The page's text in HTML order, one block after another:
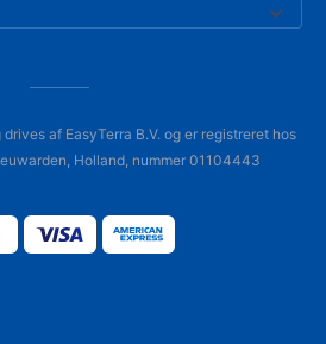
af EasyTerra B.V. og er registreret hos
Holland, nummer 01104443